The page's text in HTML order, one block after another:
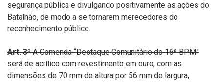
segurança pública e divulgando positivamente as ações do
Batalhão, de modo a se tornarem merecedores do
reconhecimento público.
Art. 3º A Comenda“Destaque Comunitário do 16º BPM”
será de acrílico com revestimento em ouro, com as
dimensões de 70 mm de altura por 56 mm de largura,